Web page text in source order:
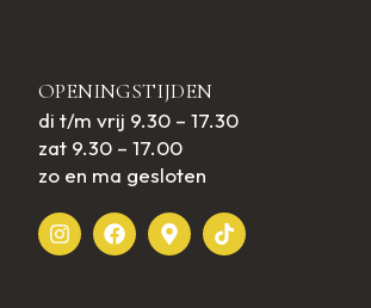
OPENINGSTIJDEN
di t/m vrij 9.30 – 17.30
zat 9.30 – 17.00
zo en ma gesloten